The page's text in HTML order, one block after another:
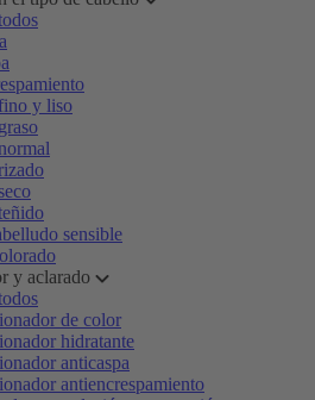
y liso
sensible
y aclarado
de color
hidratante
anticaspa
antiencrespamiento